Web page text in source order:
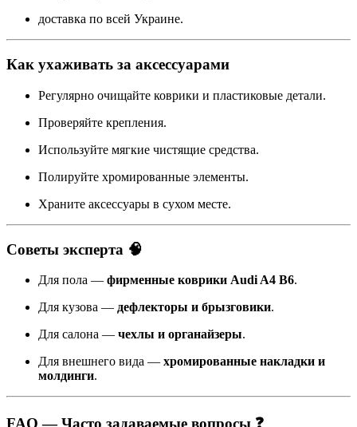
доставка по всей Украине.
Как ухаживать за аксессуарами
Регулярно очищайте коврики и пластиковые детали.
Проверяйте крепления.
Используйте мягкие чистящие средства.
Полируйте хромированные элементы.
Храните аксессуары в сухом месте.
Советы эксперта 🧠
Для пола — фирменные коврики Audi A4 B6.
Для кузова — дефлекторы и брызговики.
Для салона — чехлы и органайзеры.
Для внешнего вида — хромированные накладки и
молдинги.
FAQ — Часто задаваемые вопросы ❓